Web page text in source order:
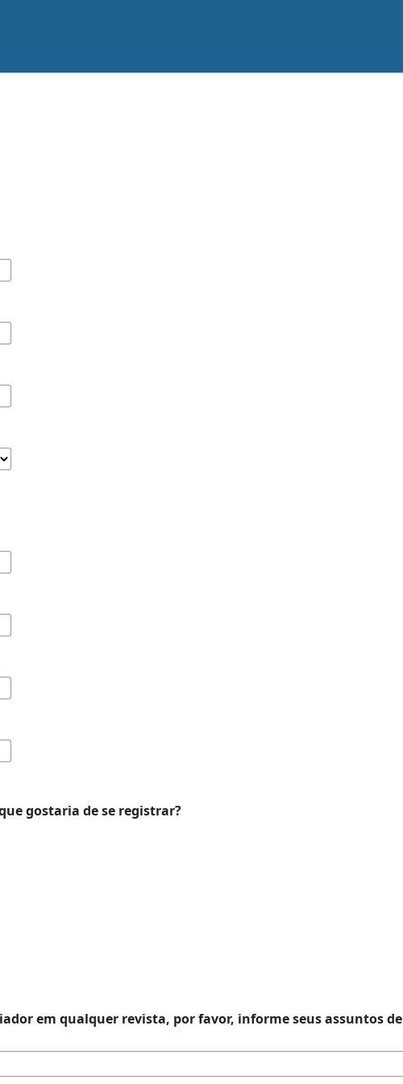
gostaria de se registrar?
em qualquer revista, por favor, informe seus assuntos de